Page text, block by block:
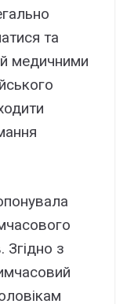
та
медичними
Згідно з